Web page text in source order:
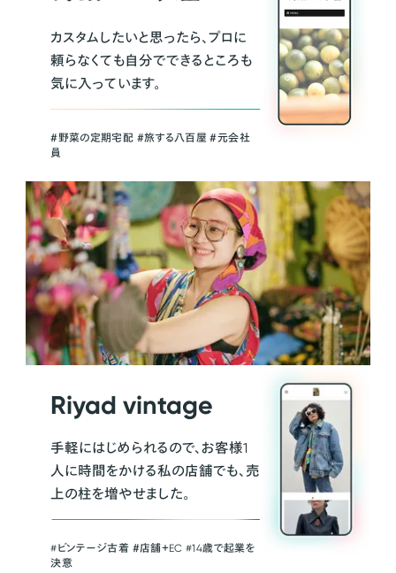
カスタムしたいと思ったら、プロに
頼らなくても自分でできるところも
気に入っています。
＃野菜の定期宅配 ＃旅する八百屋 ＃元会社
員
Riyad vintage
手軽にはじめられるので、お客様1
人に時間をかける私の店舗でも、売
上の柱を増やせました。
#ビンテージ古着 ＃店舗＋EC #14歳で起業を
決意